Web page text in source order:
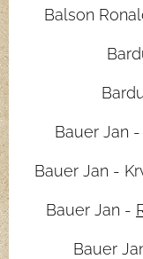
Balson
Bauer Jan
Bauer Jan -
Bauer Jan -
Bauer